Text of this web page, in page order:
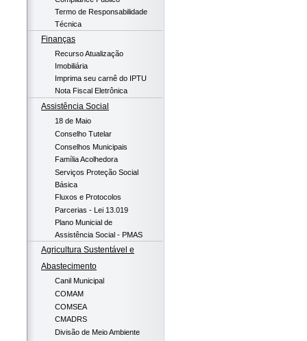
Termo de Responsabilidade
Técnica
Finanças
Recurso Atualização
Imobiliária
Imprima seu carnê do IPTU
Nota Fiscal Eletrônica
Assistência Social
18 de Maio
Conselho Tutelar
Conselhos Municipais
Família Acolhedora
Serviços Proteção Social
Básica
Fluxos e Protocolos
Parcerias - Lei 13.019
Plano Municial de
Assistência Social - PMAS
Agricultura Sustentável e
Abastecimento
Canil Municipal
COMAM
COMSEA
CMADRS
Divisão de Meio Ambiente